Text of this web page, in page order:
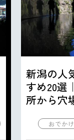
新潟の人
すめ20選
所から穴
おでか